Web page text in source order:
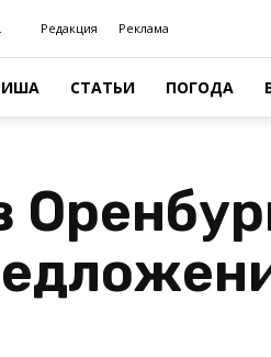
Редакция Реклама
СТАТЬИ ПОГОДА